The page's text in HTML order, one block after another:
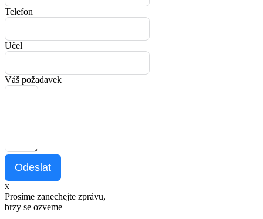
Telefon
Učel
Váš požadavek
Odeslat
x
Prosíme zanechejte zprávu,
brzy se ozveme